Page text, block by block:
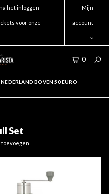
het inloggen
voor onze
Mijn
account
0
BOVEN 50 EURO
Set